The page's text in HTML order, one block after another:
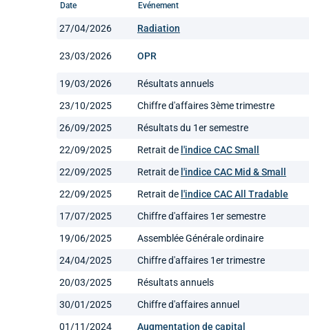
Date Evénement
27/04/2026 Radiation
23/03/2026 OPR
19/03/2026
Résultats annuels
23/10/2025
Chiffre d'affaires 3ème trimestre
26/09/2025
Résultats du 1er semestre
22/09/2025
Retrait de l'indice CAC Small
22/09/2025
Retrait de l'indice CAC Mid & Small
22/09/2025
Retrait de l'indice CAC All Tradable
17/07/2025
Chiffre d'affaires 1er semestre
19/06/2025
Assemblée Générale ordinaire
24/04/2025
Chiffre d'affaires 1er trimestre
20/03/2025
Résultats annuels
30/01/2025
Chiffre d'affaires annuel
01/11/2024
Augmentation de capital